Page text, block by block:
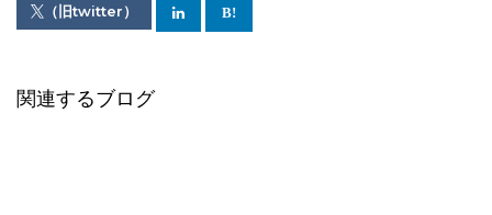
（旧twitter）
関連するブログ